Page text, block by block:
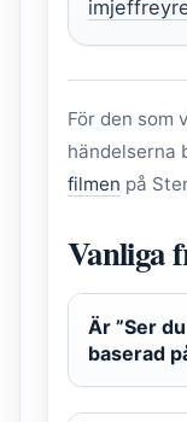
För den som
händelserna
filmen på
Vanliga
Är ”Ser
baserad